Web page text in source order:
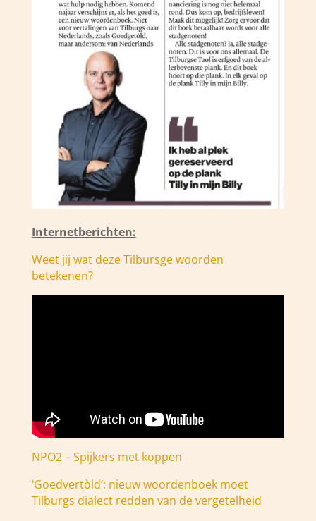
Internetberichten:
Weet jij wat deze Tilbursge woorden
betekenen?
NPO2 – Spijkers met koppen
‘Goedvertòld’: nieuw woordenboek moet
Tilburgs dialect redden van de vergetelheid